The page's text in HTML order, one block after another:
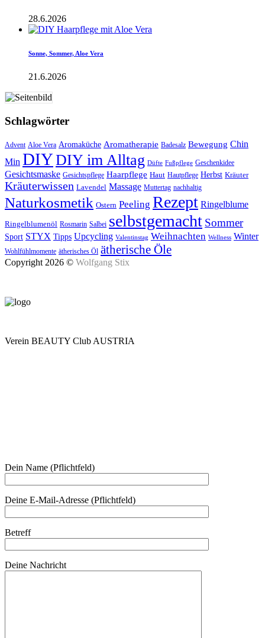
28.6.2026
Sonne, Sommer, Aloe Vera
21.6.2026
Schlagwörter
Advent Aloe Vera Aromaküche Aromatherapie Badesalz Bewegung Chin
Min DIYDIY im Alltag Düfte Fußpflege Geschenkidee
Gesichtsmaske Gesichtspflege Haarpflege Haut Hautpflege Herbst Kräuter
Kräuterwissen Lavendel Massage Muttertag nachhaltig
Naturkosmetik Ostern Peeling Rezept Ringelblume
Ringelblumenöl Rosmarin Salbei selbstgemacht Sommer
Sport STYX Tipps Upcycling Valentinstag Weihnachten Wellness Winter
Wohlfühlmomente ätherisches Öl ätherische Öle
Copyright 2026 © Wolfgang Stix
Verein BEAUTY Club AUSTRIA
Dein Name (Pflichtfeld)
Deine E-Mail-Adresse (Pflichtfeld)
Betreff
Deine Nachricht